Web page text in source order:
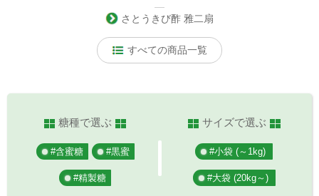
―
さとうきび酢 雅二扇
すべての商品一覧
糖種で選ぶ
#含蜜糖 #黒蜜
#精製糖
サイズで選ぶ
#小袋 (～1kg)
#大袋 (20kg～)